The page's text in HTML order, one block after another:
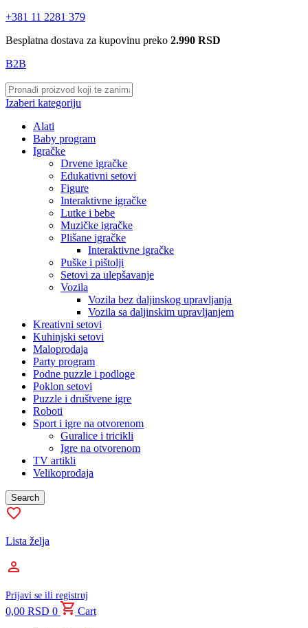
+381 11 2281 379
Besplatna dostava za kupovinu preko 2.990 RSD
B2B
Izaberi kategoriju
Alati
Baby program
Igračke
Drvene igračke
Edukativni setovi
Figure
Interaktivne igračke
Lutke i bebe
Muzičke igračke
Plišane igračke
Interaktivne igračke
Puške i pištolji
Setovi za ulepšavanje
Vozila
Vozila bez daljinskog upravljanja
Vozila sa daljinskim upravljanjem
Kreativni setovi
Kuhinjski setovi
Maloprodaja
Party program
Podne puzzle i podloge
Poklon setovi
Puzzle i društvene igre
Roboti
Sport i igre na otvorenom
Guralice i tricikli
Igre na otvorenom
TV artikli
Velikoprodaja
Search
Lista želja
Prijavi se ili registruj
0,00 RSD 0
Cart